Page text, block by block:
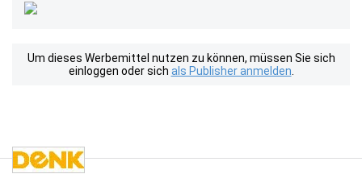
Um dieses Werbemittel nutzen zu können, müssen Sie sich
einloggen oder sich als Publisher anmelden